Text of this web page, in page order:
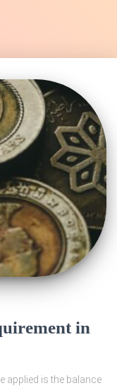
in
applied is the balance